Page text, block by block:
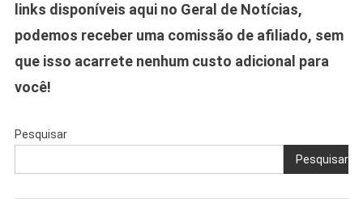
links disponíveis aqui no Geral de Notícias,
podemos receber uma comissão de afiliado, sem
que isso acarrete nenhum custo adicional para
você!
Pesquisar
Pesquisar